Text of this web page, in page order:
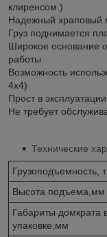
клиренсом.)
Надежный храповый
Груз поднимается
Широкое основание
работы
Возможность
4x4)
Прост в эксплуатации
Не требует
Технические
Грузоподъемность, т
Высота подъема,мм
Габариты домкрата
упаковке,мм